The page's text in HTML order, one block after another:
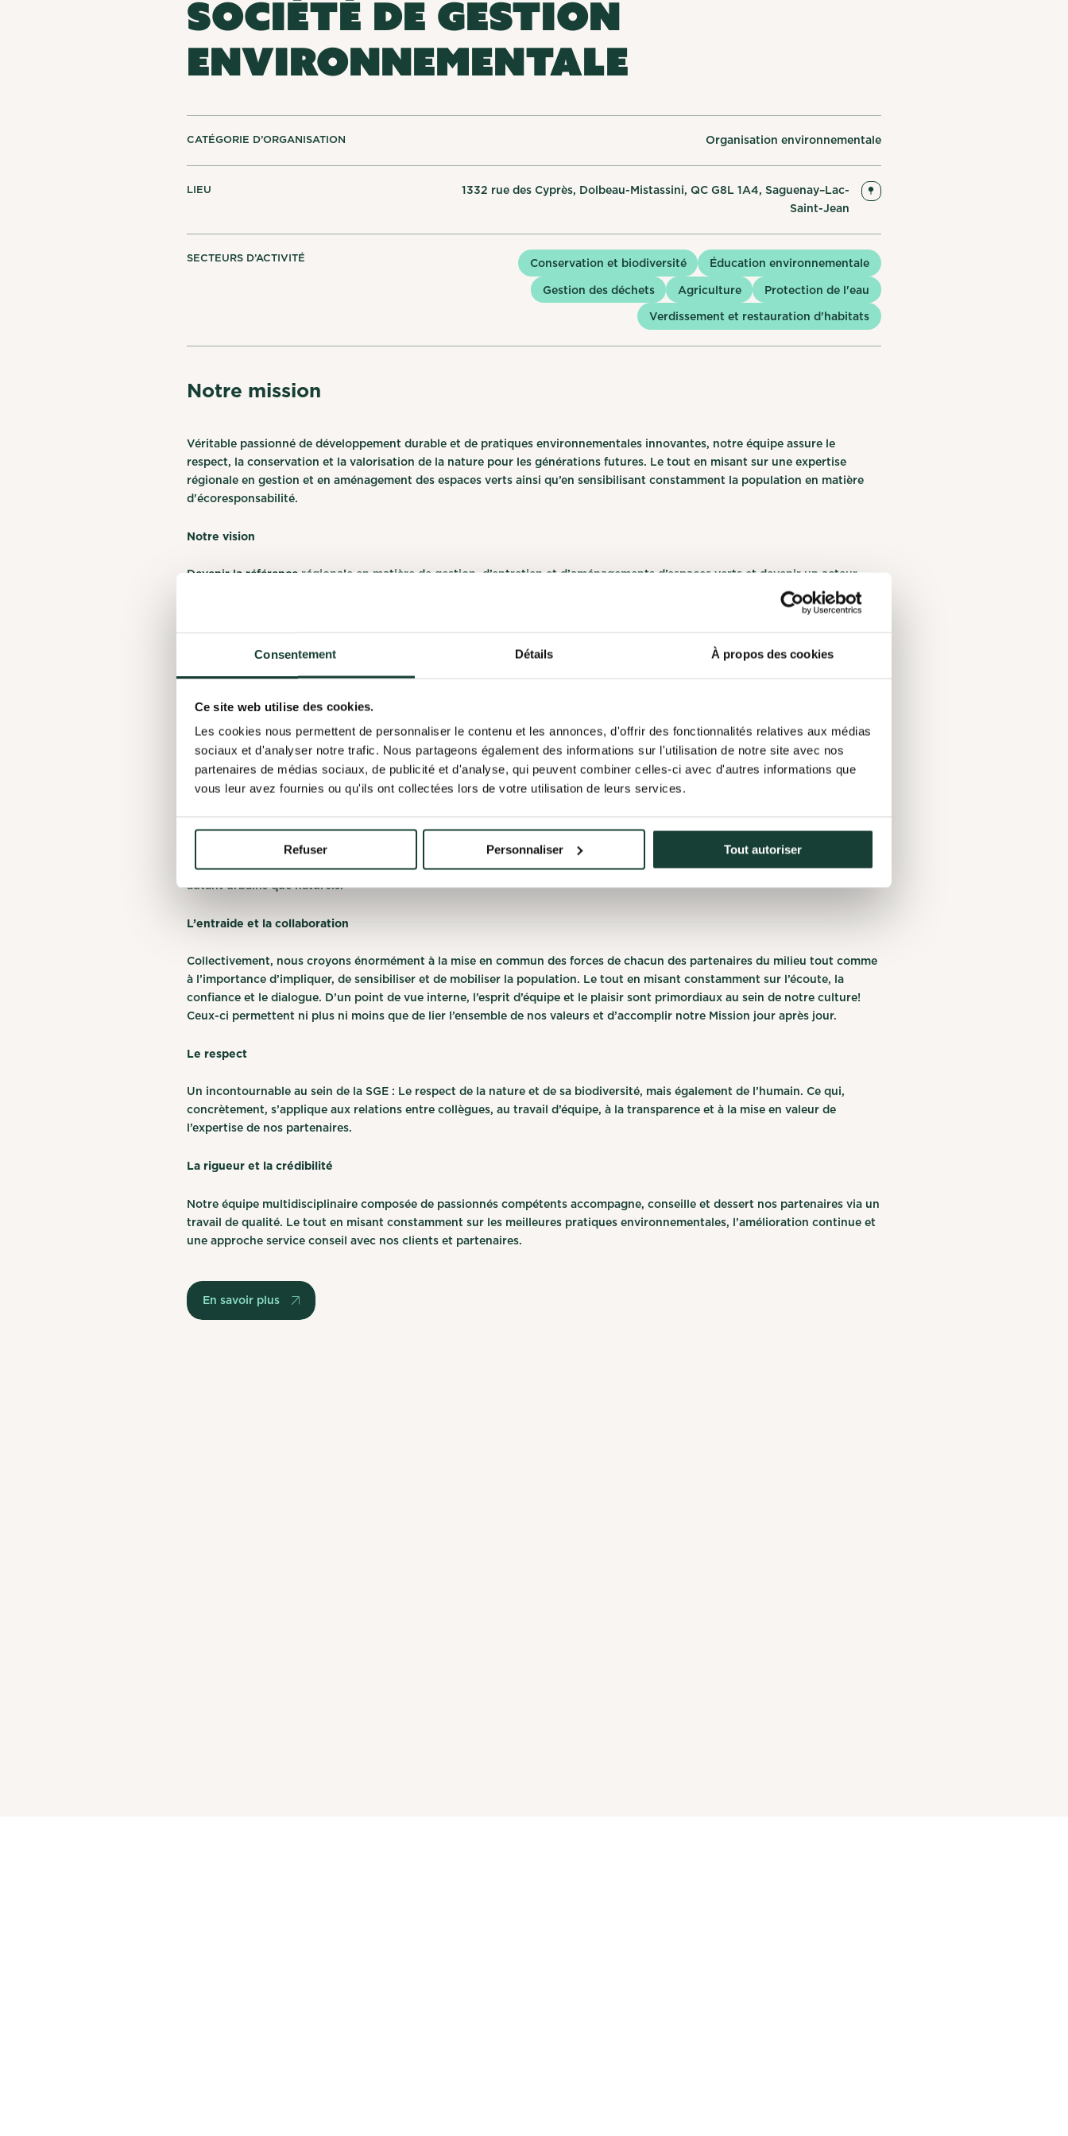
Consentement Détails À propos des cookies
Ce site web utilise des cookies.
Les cookies nous permettent de personnaliser le contenu et les annonces, d'offrir des fonctionnalités relatives aux médias
sociaux et d'analyser notre trafic. Nous partageons également des informations sur l'utilisation de notre site avec nos
partenaires de médias sociaux, de publicité et d'analyse, qui peuvent combiner celles-ci avec d'autres informations que
vous leur avez fournies ou qu'ils ont collectées lors de votre utilisation de leurs services.
Refuser Personnaliser Tout autoriser
SOCIÉTÉ DE GESTION
ENVIRONNEMENTALE
CATÉGORIE D’ORGANISATION Organisation environnementale
LIEU
1332 rue des Cyprès, Dolbeau-Mistassini, QC G8L 1A4, Saguenay–Lac-
Saint-Jean
SECTEURS D’ACTIVITÉ Conservation et biodiversité Éducation environnementale
Gestion des déchets Agriculture Protection de l'eau
Verdissement et restauration d'habitats
Notre mission
Véritable passionné de développement durable et de pratiques environnementales innovantes, notre équipe assure le
respect, la conservation et la valorisation de la nature pour les générations futures. Le tout en misant sur une expertise
régionale en gestion et en aménagement des espaces verts ainsi qu’en sensibilisant constamment la population en matière
d'écoresponsabilité.
Notre vision
Devenir la référence régionale en matière de gestion, d’entretien et d’aménagements d’espaces verts et devenir un acteur
Nos valeurs
Entretenir une fervente passion pour l’environnement, le développement durable et l'aménagement d’espaces verts constitue
la base de notre ADN. Ainsi, avec altruisme et dynamisme, nous œuvrons à préserver la nature autant pour la population
actuelle que pour nos générations futures.
Ni plus ni moins que notre motivation au quotidien qui se traduit par l'écoresponsabilité, l’innovation et la conservation de
notre biodiversité. Notre approche pour y parvenir : L’harmonisation de l’activité humaine par l’intégration d’espaces verts,
autant urbains que naturels.
L’entraide et la collaboration
Collectivement, nous croyons énormément à la mise en commun des forces de chacun des partenaires du milieu tout comme
à l’importance d’impliquer, de sensibiliser et de mobiliser la population. Le tout en misant constamment sur l’écoute, la
confiance et le dialogue. D’un point de vue interne, l’esprit d’équipe et le plaisir sont primordiaux au sein de notre culture!
Ceux-ci permettent ni plus ni moins que de lier l’ensemble de nos valeurs et d’accomplir notre Mission jour après jour.
Le respect
Un incontournable au sein de la SGE : Le respect de la nature et de sa biodiversité, mais également de l’humain. Ce qui,
concrètement, s’applique aux relations entre collègues, au travail d’équipe, à la transparence et à la mise en valeur de
l’expertise de nos partenaires.
La rigueur et la crédibilité
Notre équipe multidisciplinaire composée de passionnés compétents accompagne, conseille et dessert nos partenaires via un
travail de qualité. Le tout en misant constamment sur les meilleures pratiques environnementales, l’amélioration continue et
une approche service conseil avec nos clients et partenaires.
En savoir plus